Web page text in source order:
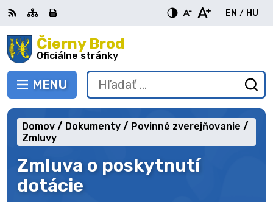
Preskočiť
na
obsah Čierny Brod
Oficiálne stránky
PREPNÚŤ
MENU
RSS MapaTlačiť
EN
English
/ HU
Hľadať:
Zmluva o poskytnutí
dotácie
Domov Dokumenty
Povinné zverejňovanie
Zmluvy